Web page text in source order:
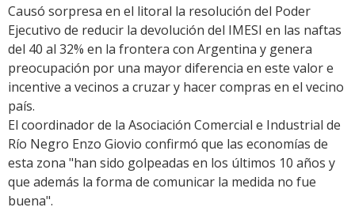
Link
Causó sorpresa en el litoral la resolución del Poder
Ejecutivo de reducir la devolución del IMESI en las naftas
del 40 al 32% en la frontera con Argentina y genera
preocupación por una mayor diferencia en este valor e
incentive a vecinos a cruzar y hacer compras en el vecino
país.
El coordinador de la Asociación Comercial e Industrial de
Río Negro Enzo Giovio confirmó que las economías de
esta zona "han sido golpeadas en los últimos 10 años y
que además la forma de comunicar la medida no fue
buena".